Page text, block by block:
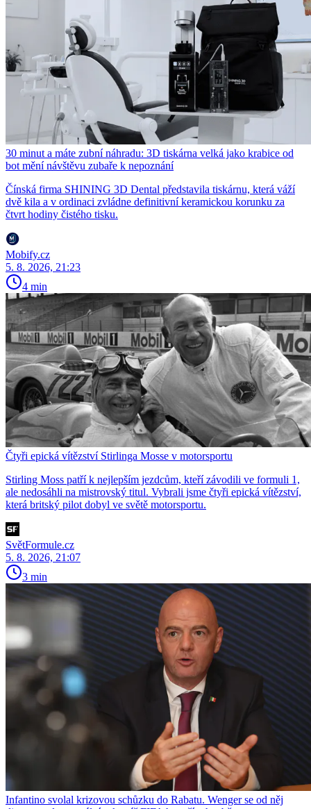
30 minut a máte zubní náhradu: 3D tiskárna velká jako krabice od
bot mění návštěvu zubaře k nepoznání
Čínská firma SHINING 3D Dental představila tiskárnu, která váží
dvě kila a v ordinaci zvládne definitivní keramickou korunku za
čtvrt hodiny čistého tisku.
Mobify.cz
5. 8. 2026, 21:23
4 min
Čtyři epická vítězství Stirlinga Mosse v motorsportu
Stirling Moss patří k nejlepším jezdcům, kteří závodili ve formuli 1,
ale nedosáhli na mistrovský titul. Vybrali jsme čtyři epická vítězství,
která britský pilot dobyl ve světě motorsportu.
SvětFormule.cz
5. 8. 2026, 21:07
3 min
Infantino svolal krizovou schůzku do Rabatu. Wenger se od něj